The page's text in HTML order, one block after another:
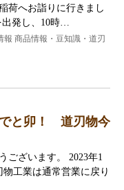
荷へお詣りに行きまし
発し、10時…
報 商品情報・豆知識・道刃
と卯！ 道刃物今
ございます。 2023年1
物工業は通常営業に戻り